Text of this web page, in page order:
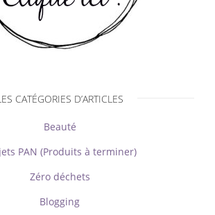
CATÉGORIES D’ARTICLES
Beauté
PAN (Produits à terminer)
Zéro déchets
Blogging